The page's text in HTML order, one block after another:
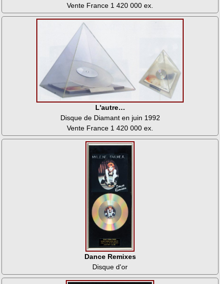
Vente France 1 420 000 ex.
L'autre…
Disque de Diamant en juin 1992
Vente France 1 420 000 ex.
Dance Remixes
Disque d'or